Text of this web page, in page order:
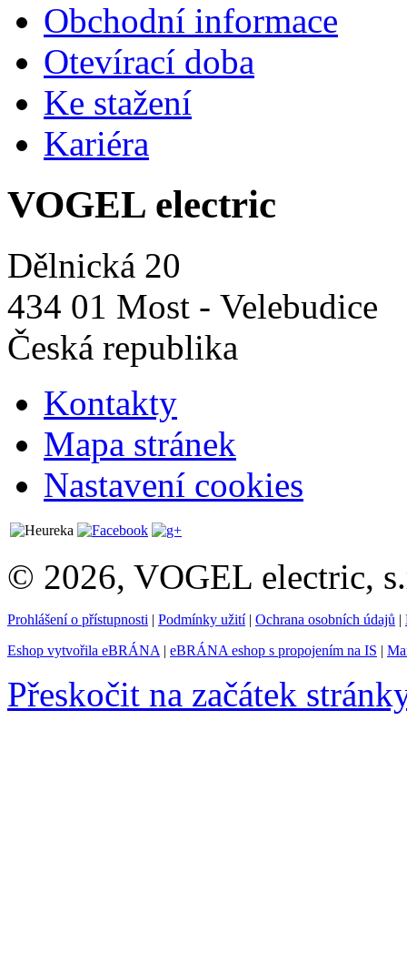
Obchodní informace
Otevírací doba
Ke stažení
Kariéra
VOGEL electric
Dělnická 20
434 01 Most - Velebudice
Česká republika
Kontakty
Mapa stránek
Nastavení cookies
© 2026, VOGEL electric,
Prohlášení o přístupnosti | Podmínky užití| Ochrana osobních údajů |
Eshop vytvořila eBRÁNA | eBRÁNA eshop s propojením na IS |
Přeskočit na začátek